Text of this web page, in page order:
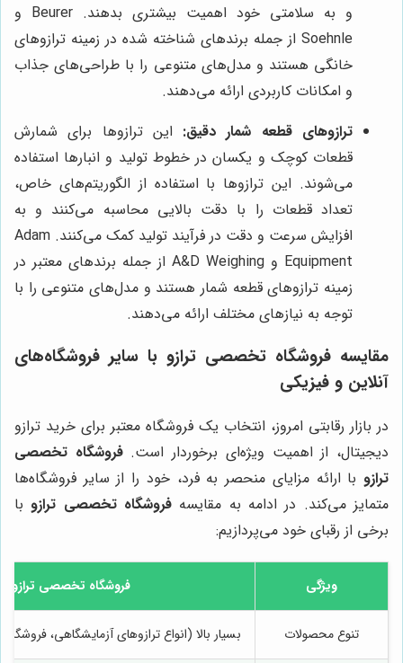
و به سلامتی خود اهمیت بیشتری بدهند. Beurer و
Soehnle از جمله برندهای شناخته شده در زمینه ترازوهای
خانگی هستند و مدل‌های متنوعی را با طراحی‌های جذاب
و امکانات کاربردی ارائه می‌دهند.
ترازوهای قطعه شمار دقیق: این ترازوها برای شمارش
قطعات کوچک و یکسان در خطوط تولید و انبارها استفاده
می‌شوند. این ترازوها با استفاده از الگوریتم‌های خاص،
تعداد قطعات را با دقت بالایی محاسبه می‌کنند و به
افزایش سرعت و دقت در فرآیند تولید کمک می‌کنند. Adam
Equipment و A&D Weighing از جمله برندهای معتبر در
زمینه ترازوهای قطعه شمار هستند و مدل‌های متنوعی را با
توجه به نیازهای مختلف ارائه می‌دهند.
مقایسه فروشگاه تخصصی ترازو با سایر فروشگاه‌های
آنلاین و فیزیکی
در بازار رقابتی امروز، انتخاب یک فروشگاه معتبر برای خرید ترازو
دیجیتال، از اهمیت ویژه‌ای برخوردار است.فروشگاه تخصصی
ترازو با ارائه مزایای منحصر به فرد، خود را از سایر فروشگاه‌ها
متمایز می‌کند. در ادامه به مقایسه فروشگاه تخصصی ترازو با
برخی از رقبای خود می‌پردازیم:
ویژگی فروشگاه تخصصی ترازو
تنوع محصولات بسیار بالا (انواع ترازوهای آزمایشگاهی،